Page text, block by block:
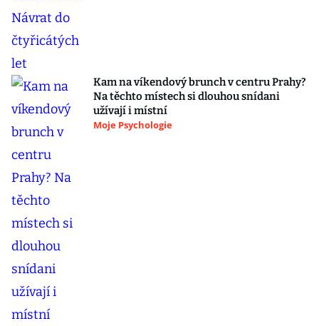
Kam na víkendový brunch v centru Prahy?
Na těchto místech si dlouhou snídani
užívají i místní
Moje Psychologie